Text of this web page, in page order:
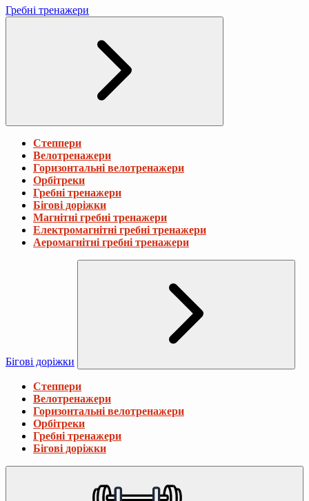
Гребні тренажери
Степпери
Велотренажери
Горизонтальні велотренажери
Орбітреки
Гребні тренажери
Бігові доріжки
Магнітні гребні тренажери
Електромагнітні гребні тренажери
Аеромагнітні гребні тренажери
Бігові доріжки
Степпери
Велотренажери
Горизонтальні велотренажери
Орбітреки
Гребні тренажери
Бігові доріжки